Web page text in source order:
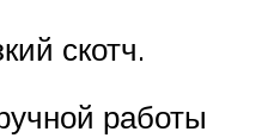
скотч.
работы